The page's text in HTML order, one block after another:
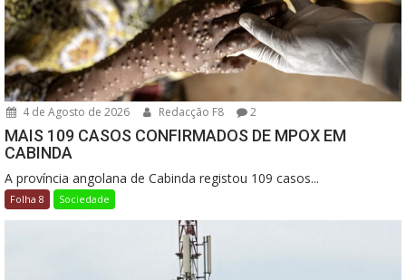
4 de Agosto de 2026 Redacção F8 2
MAIS 109 CASOS CONFIRMADOS DE MPOX EM
CABINDA
A província angolana de Cabinda registou 109 casos...
Folha 8 Sociedade